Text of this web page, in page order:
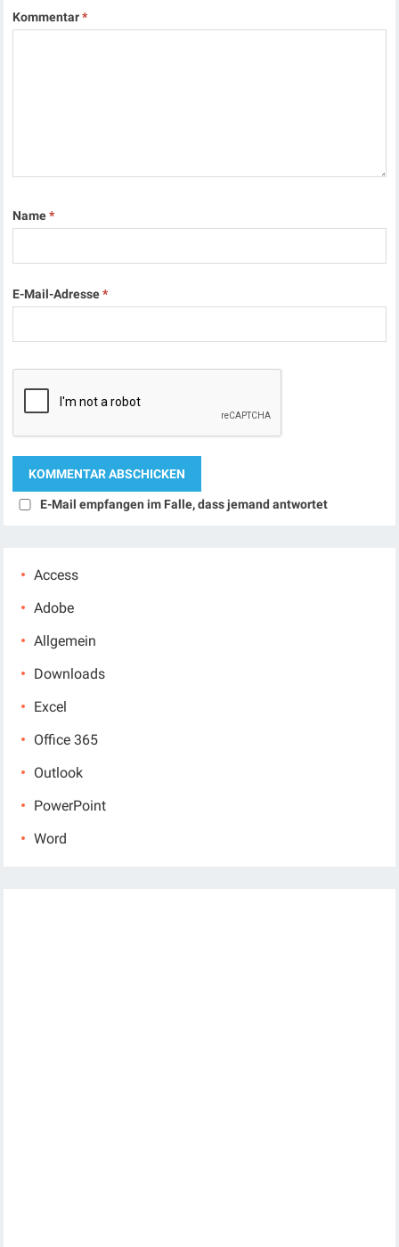
Kommentar*
Name*
E-Mail-Adresse*
E-Mail empfangen im Falle, dass jemand antwortet
Access
Adobe
Allgemein
Downloads
Excel
Office 365
Outlook
PowerPoint
Word